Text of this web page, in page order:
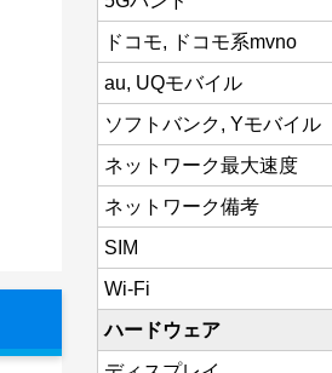
ドコモ, ドコモ系mvno
au, UQモバイル
ソフトバンク, Yモバイル
ネットワーク最大速度
ネットワーク備考
SIM
Wi-Fi
ハードウェア